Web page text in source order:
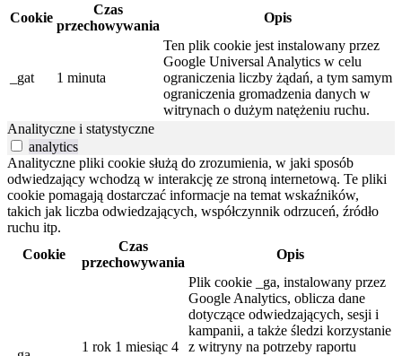
Cookie
Czas
przechowywania
Opis
_gat 1 minuta
Ten plik cookie jest instalowany przez
Google Universal Analytics w celu
ograniczenia liczby żądań, a tym samym
ograniczenia gromadzenia danych w
witrynach o dużym natężeniu ruchu.
Analityczne i statystyczne
analytics
Analityczne pliki cookie służą do zrozumienia, w jaki sposób
odwiedzający wchodzą w interakcję ze stroną internetową. Te pliki
cookie pomagają dostarczać informacje na temat wskaźników,
takich jak liczba odwiedzających, współczynnik odrzuceń, źródło
ruchu itp.
Cookie
Czas
przechowywania
Opis
1 rok 1 miesiąc 4
Plik cookie _ga, instalowany przez
Google Analytics, oblicza dane
dotyczące odwiedzających, sesji i
kampanii, a także śledzi korzystanie
z witryny na potrzeby raportu